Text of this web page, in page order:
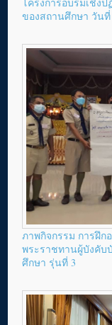
ของสถานศึกษา วันที่
ภาพกิจกรรม การฝึก
พระราชทานผู้บังคับ
ศึกษา รุ่นที่ 3